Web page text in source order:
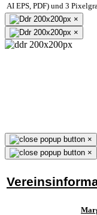
AI EPS, PDF) und 3
×
×
×
×